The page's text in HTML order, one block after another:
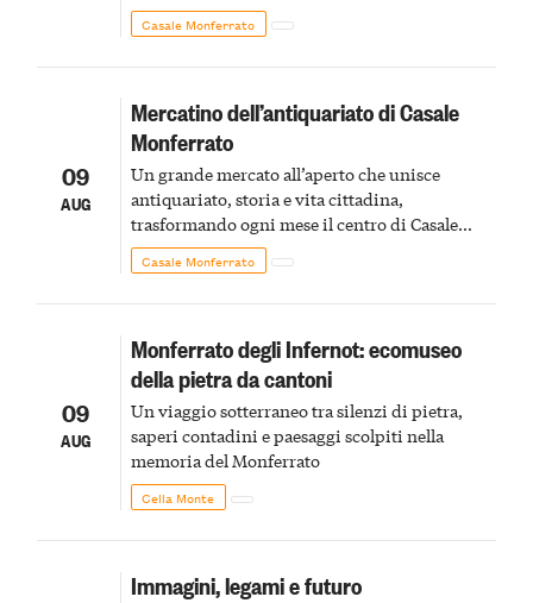
Casale Monferrato
09
AUG
Mercatino dell’antiquariato di Casale
Monferrato
Un grande mercato all’aperto che unisce
antiquariato, storia e vita cittadina,
trasformando ogni mese il centro di Casale
Monferrato in un luogo di scoperta e racconto
Casale Monferrato
09
AUG
Monferrato degli Infernot: ecomuseo
della pietra da cantoni
Un viaggio sotterraneo tra silenzi di pietra,
saperi contadini e paesaggi scolpiti nella
memoria del Monferrato
Cella Monte
Immagini, legami e futuro